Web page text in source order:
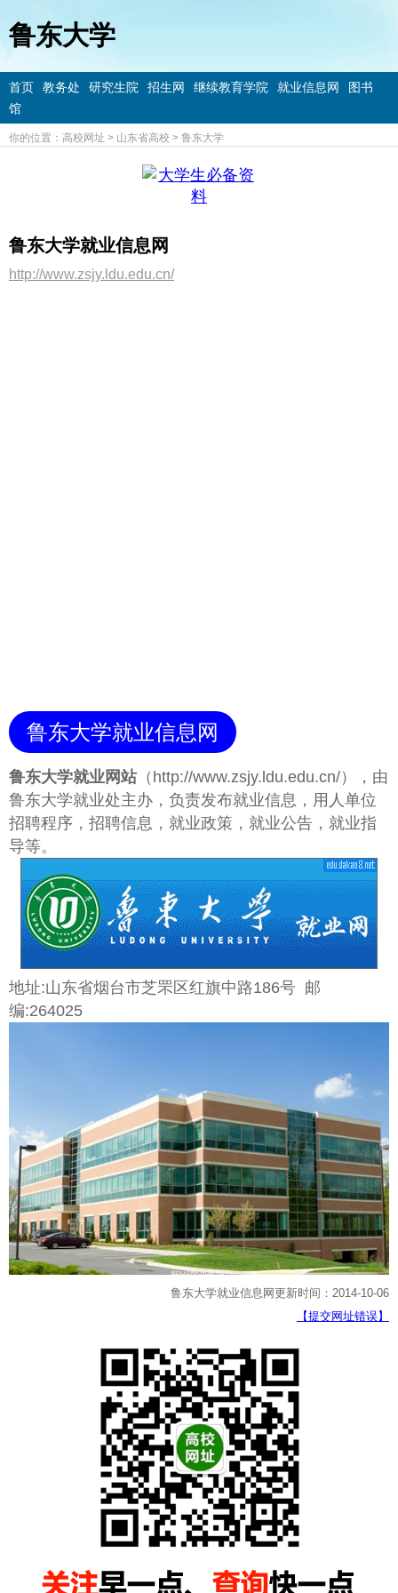
鲁东大学
首页 教务处 研究生院 招生网 继续教育学院 就业信息网
图书
馆
你的位置： 高校网址 > 山东省高校 > 鲁东大学
鲁东大学就业信息网
http://www.zsjy.ldu.edu.cn/
鲁东大学就业信息网
鲁东大学就业网站（http://www.zsjy.ldu.edu.cn/），由
鲁东大学就业处主办，负责发布就业信息，用人单位
招聘程序，招聘信息，就业政策，就业公告，就业指
导等。
地址:山东省烟台市芝罘区红旗中路186号 邮
编:264025
鲁东大学就业信息网更新时间：2014-10-06
【提交网址错误】